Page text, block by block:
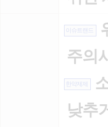
이슈트랜드
주의
한약제제
낮추